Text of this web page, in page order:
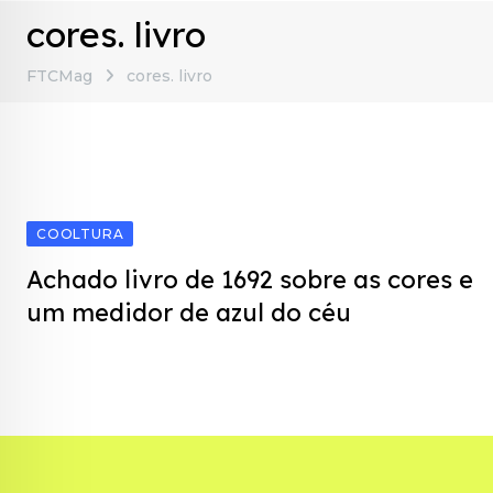
cores. livro
FTCMag cores. livro
COOLTURA
Achado livro de 1692 sobre as cores e
um medidor de azul do céu